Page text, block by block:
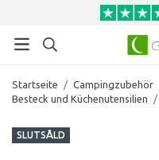
Startseite / Campingzubehör
Besteck und Küchenutensilien
/
SLUTSÅLD